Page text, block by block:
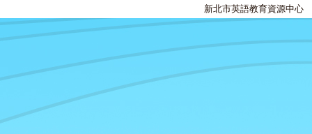
新北市英語教育資源中心